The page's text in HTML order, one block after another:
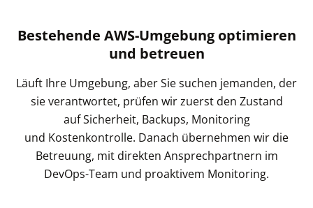
Bestehende AWS-Umgebung optimieren
und betreuen
Läuft Ihre Umgebung, aber Sie suchen jemanden, der
sie verantwortet, prüfen wir zuerst den Zustand
auf Sicherheit, Backups, Monitoring
und Kostenkontrolle. Danach übernehmen wir die
Betreuung, mit direkten Ansprechpartnern im
DevOps-Team und proaktivem Monitoring.